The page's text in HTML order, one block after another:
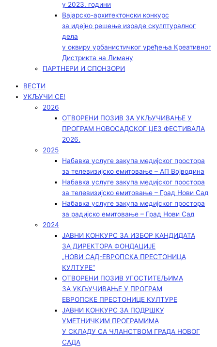
у 2023. години
Вајарско-архитектонски конкурс
за идејно решење израде скулптуралног
дела
у оквиру урбанистичког уређења Креативног
Дистрикта на Лиману
ПАРТНЕРИ И СПОНЗОРИ
ВЕСТИ
УКЉУЧИ СЕ!
2026
ОТВОРЕНИ ПОЗИВ ЗА УКЉУЧИВАЊЕ У
ПРОГРАМ НОВОСАДСКОГ ЏЕЗ ФЕСТИВАЛА
2026.
2025
Набавка услуге закупа медијског простора
за телевизијско емитовање – АП Војводинa
Набавка услуге закупа медијског простора
за телевизијско емитовање – Град Нови Сад
Набавка услуге закупа медијског простора
за радијско емитовање – Град Нови Сад
2024
ЈАВНИ КОНКУРС ЗА ИЗБОР КАНДИДАТА
ЗА ДИРЕКТОРА ФОНДАЦИЈЕ
„НОВИ САД-ЕВРОПСКА ПРЕСТОНИЦА
КУЛТУРЕ“
ОТВОРЕНИ ПОЗИВ УГОСТИТЕЉИМА
ЗА УКЉУЧИВАЊЕ У ПРОГРАМ
ЕВРОПСКЕ ПРЕСТОНИЦЕ КУЛТУРЕ
ЈАВНИ КОНКУРС ЗА ПОДРШКУ
УМЕТНИЧКИМ ПРОГРАМИМА
У СКЛАДУ СА ЧЛАНСТВОМ ГРАДА НОВОГ
САДА